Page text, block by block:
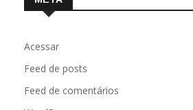
Acessar
Feed de posts
Feed de comentários